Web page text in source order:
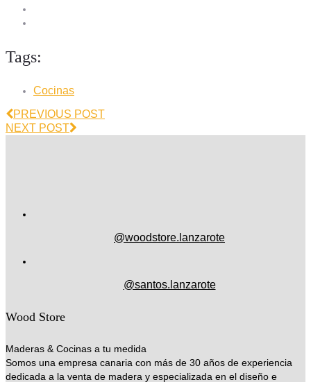
Tags:
Cocinas
PREVIOUS POST
NEXT POST
@woodstore.lanzarote
@santos.lanzarote
Wood Store
Maderas & Cocinas a tu medida
Somos una empresa canaria con más de 30 años de experiencia
dedicada a la venta de madera y especializada en el diseño e